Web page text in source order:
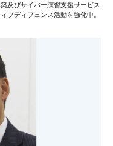
及びサイバー演習支援サービス
ブディフェンス活動を強化中。